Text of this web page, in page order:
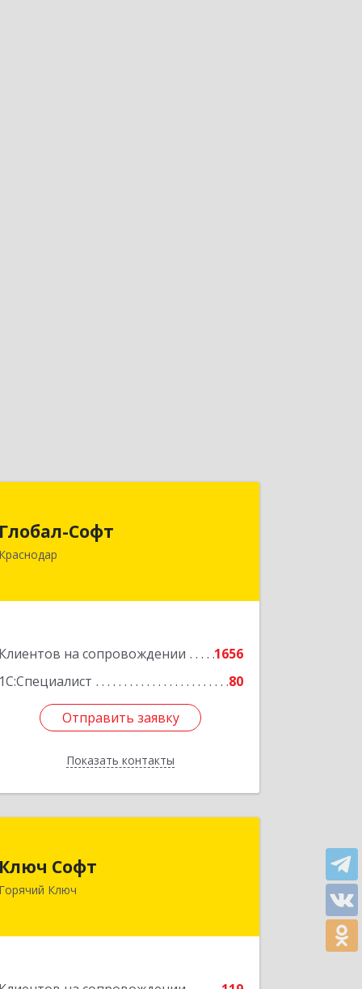
Глобал-Софт
Краснодар
Клиентов на сопровождении
1656
1С:Специалист
80
Отправить заявку
Показать контакты
350018, Краснодарский край,
Краснодар г, Сормовская ул, дом № 7
Подробнее
Отправить заявку
Назад
Ключ Софт
Горячий Ключ
353287, Краснодарский край, Горячий
Ключ г, Первомайский п, Бендуса ул,